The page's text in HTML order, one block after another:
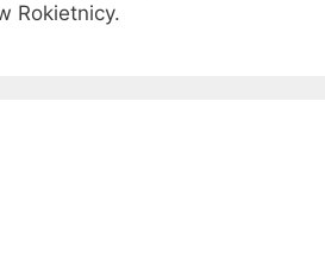
Rokietnicy.